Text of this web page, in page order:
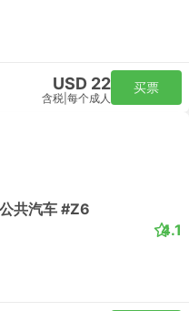
USD 22
含税 每个成人
买票
共汽车 #Z6
4.1